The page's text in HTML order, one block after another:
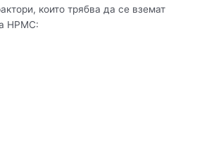
които трябва да се вземат
HPMC: